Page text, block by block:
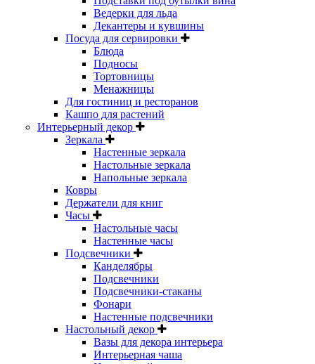
Ведерки для льда
Декантеры и кувшины
Посуда для сервировки
Блюда
Подносы
Тортовницы
Менажницы
Для гостиниц и ресторанов
Кашпо для растений
Интерьерный декор
Зеркала
Настенные зеркала
Настольные зеркала
Напольные зеркала
Ковры
Держатели для книг
Часы
Настольные часы
Настенные часы
Подсвечники
Канделябры
Подсвечники
Подсвечники-стаканы
Фонари
Настенные подсвечники
Настольный декор
Вазы для декора интерьера
Интерьерная чаша